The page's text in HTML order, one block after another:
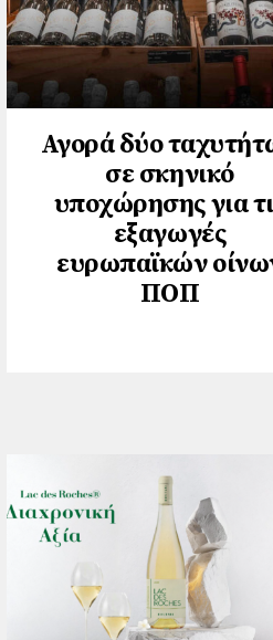
Αγορά δύο
σε σκηνικό
υποχώρησης για
εξαγωγές
ευρωπαϊκών
ΠΟΠ